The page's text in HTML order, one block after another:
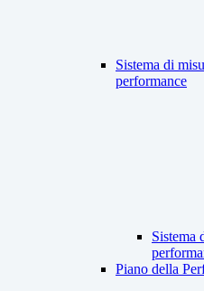
Sistema di
performance
Sistema
Piano della